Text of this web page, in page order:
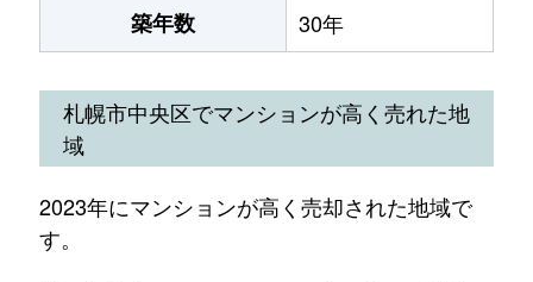
築年数 30年
札幌市中央区でマンションが高く売れた地
域
2023年にマンションが高く売却された地域で
す。